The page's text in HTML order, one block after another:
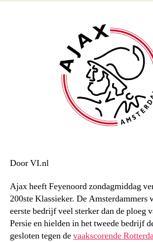
Door VI.nl
Ajax heeft Feyenoord zondagmiddag
200ste Klassieker. De Amsterdammers
eerste bedrijf veel sterker dan de ploeg
Persie en hielden in het tweede bedrijf
gesloten tegen devaakscorende